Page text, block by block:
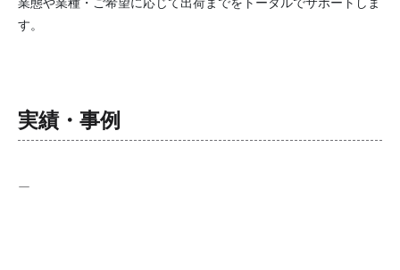
す。
実績・事例
ー